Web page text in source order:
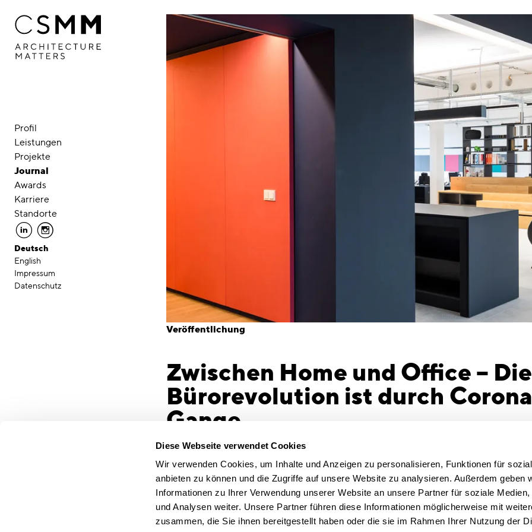
Diese Webseite verwendet Cookies
Wir verwenden Cookies, um Inhalte und Anzeigen zu personalisieren, Funktionen für
anbieten zu können und die Zugriffe auf unsere Website zu analysieren. Außerdem geben
Informationen zu Ihrer Verwendung unserer Website an unsere Partner für soziale Medien,
und Analysen weiter. Unsere Partner führen diese Informationen möglicherweise mit
zusammen, die Sie ihnen bereitgestellt haben oder die sie im Rahmen Ihrer Nutzung der
Profil
Leistungen
Projekte
Journal
Awards
Karriere
Standorte
linkedin instagram
Deutsch
English
Impressum
Datenschutz
Veröffentlichung
Zwischen Home und Office – Die
Bürorevolution ist durch
Gange
Tribüne bis zu Einbahnstraßen: Münchner Architekturbüro CSMM zeigt
am eigenen Beispiel die Möglichkeiten und Herausforderungen eines
Post-Corona-Büros
München, 9. November 2020. Obgleich die Covid-19-Fallzahlen
wieder stark steigen, der Teil-Lockdown das Arbeiten von
Die
„Schon vor
gelegt
Jahren